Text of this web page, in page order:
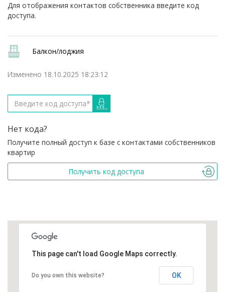
Для отображения контактов собственника введите код
доступа.
Балкон/лоджия
Изменено 18.10.2025 18:23:12
Нет кода?
Получите полный доступ к базе с контактами собственников
квартир
Получить код доступа
This page can't load Google Maps correctly.
Do you own this website? OK